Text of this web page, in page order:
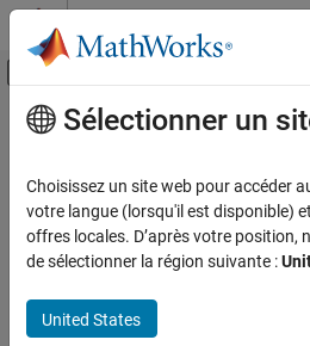
Passer au contenu
Activer/désactiver
Accueil de la documentation
FPGA, ASIC, and SoC Development
Contenu principal
How useful was
Sélectionner un
Choisissez un site web pour accéder
votre langue (lorsqu'il est disponible)
offres locales. D’après votre position,
de sélectionner la région suivante :
United States